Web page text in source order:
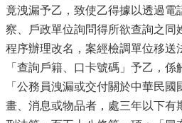
竟洩漏予乙，致使乙得據以透過電
察、戶政單位詢問得所欲查詢之同
程序辦理改名，案經檢調單位移送
「查詢戶籍、口卡號碼」予乙，係
「公務員洩漏或交付關於中華民
畫、消息或物品者，處三年以下有